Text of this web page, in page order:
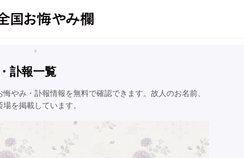
訃報一覧
やみ・訃報情報を無料で確認できます。故人のお名前、
を掲載しています。